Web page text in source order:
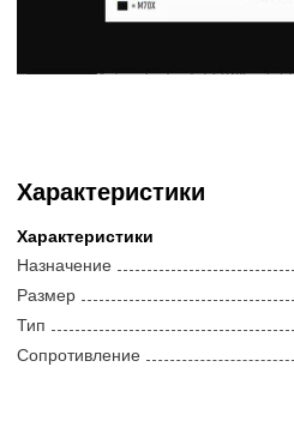
современный стиль.
Характеристики
Характеристики
Назначение
Размер
Тип
Сопротивление